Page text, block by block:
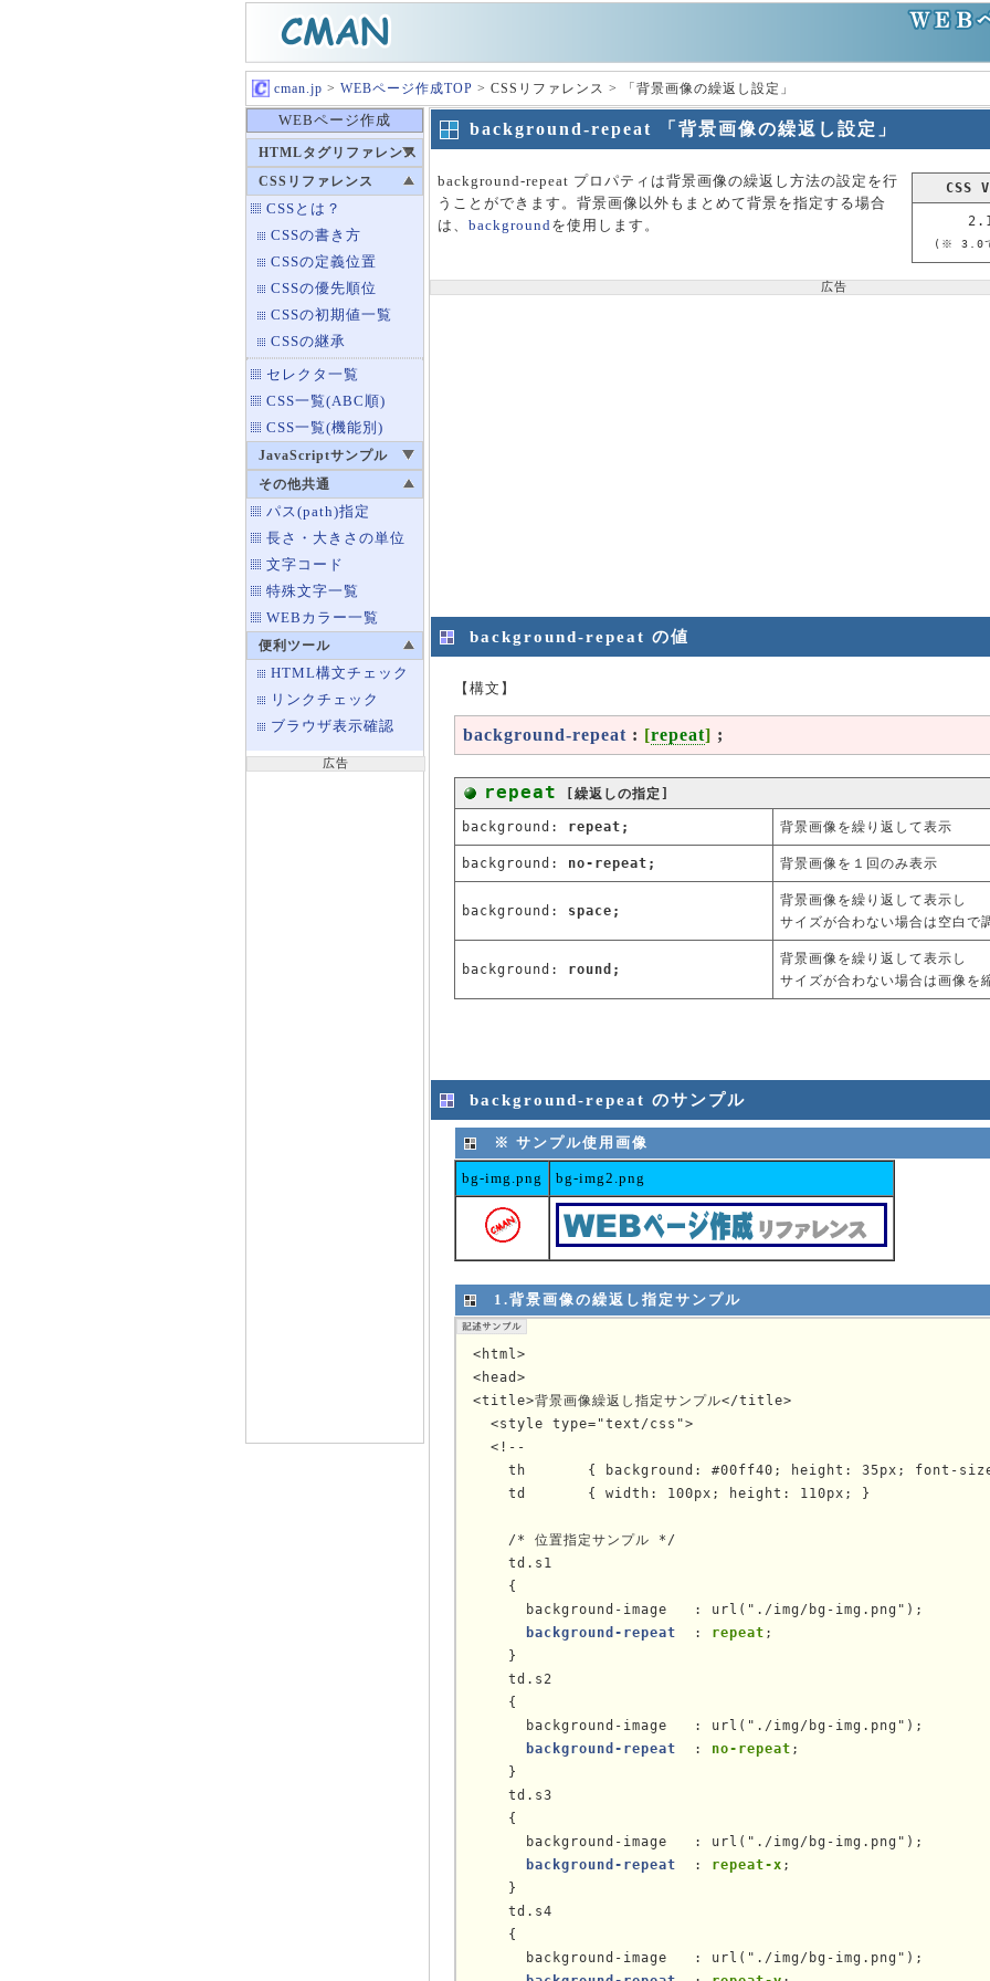
cman.jp > WEBページ作成TOP > CSSリファレンス > 「背景画像の繰返し設定」
WEBページ作成
HTMLタグリファレンス
CSSリファレンス
CSSとは？
CSSの書き方
CSSの定義位置
CSSの優先順位
CSSの初期値一覧
CSSの継承
セレクタ一覧
CSS一覧(ABC順)
CSS一覧(機能別)
JavaScriptサンプル
その他共通
パス(path)指定
長さ・大きさの単位
文字コード
特殊文字一覧
WEBカラー一覧
便利ツール
HTML構文チェック
リンクチェック
ブラウザ表示確認
広告
background-repeat 「背景画像の繰返し設定」
background-repeat プロパティは背景画像の繰返し方法の設定を行
うことができます。背景画像以外もまとめて背景を指定する場合
は、 backgroundを使用します。
CSS
(※ 3.0
広告
background-repeat の値
【構文】
background-repeat : [repeat] ;
repeat [繰返しの指定]
background: repeat; 背景画像を繰り返して表示
background: no-repeat; 背景画像を１回のみ表示
background: space;
背景画像を繰り返して表示し
サイズが合わない場合は空白で
background: round;
背景画像を繰り返して表示し
サイズが合わない場合は画像を
background-repeat のサンプル
※ サンプル使用画像
bg-img.png bg-img2.png
1.背景画像の繰返し指定サンプル
<html>
<head>
<title>背景画像繰返し指定サンプル</title>
  <style type="text/css">
  <!--
th       { background: #00ff40; height: 35px; font-
    td       { width: 100px; height: 110px; }
    /* 位置指定サンプル */
td.s1
    {
      background-image   : url("./img/bg-img.png");
background-repeat
  :
repeat ;
    }
td.s2
    {
      background-image   : url("./img/bg-img.png");
background-repeat
  :
no-repeat ;
    }
td.s3
    {
      background-image   : url("./img/bg-img.png");
background-repeat
  :
repeat-x ;
    }
td.s4
    {
      background-image   : url("./img/bg-img.png");